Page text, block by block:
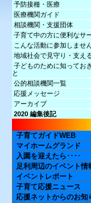
予防接種・医療
医療機関ガイド
相談機関・支援団体
子育て中の方に便利なサ
こんな活動に参加しませ
地域社会で見守り・支え
子どものために知ってお
と
公的相談機関一覧
応援メッセージ
アーカイブ
2020 編集後記
子育てガイドWEB
マイホームグランド
入園を迎えたら････
足利周辺のイベント情
イベントレポート
子育て応援ニュース
応援ネットからのお知